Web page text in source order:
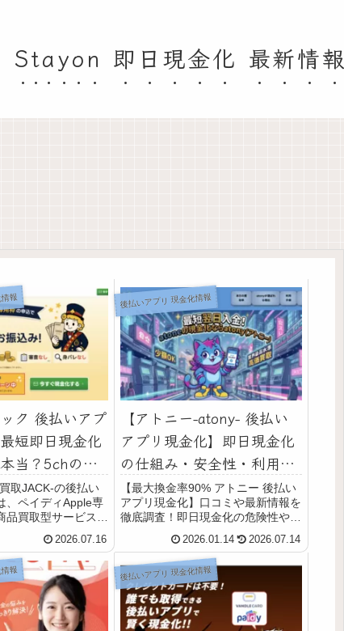
Stayon 即日現金化 最新情報
報
ク 後払いアプ
短即日現金化
当？5chの利
ら最新情報で
取JACK-の後払い
、ペイディApple専
買取型サービス。
クを詳しく解説。後
用枠を使って現金を
とき、買取ジャック
2026.07.16
後払いアプリ 現金化情報
【アトニー-atony- 後払い
アプリ現金化】即日現金化
の仕組み・安全性・利用リ
スク・口コミ評判を最新情
報で徹底解説
【最大換金率90% アトニー 後払い
アプリ現金化】口コミや最新情報を
徹底調査！即日現金化の危険性やコ
場・振込スピードまで詳しく紹介し
ます。
2026.01.14 2026.07.14
報 後払いアプリ 現金化情報